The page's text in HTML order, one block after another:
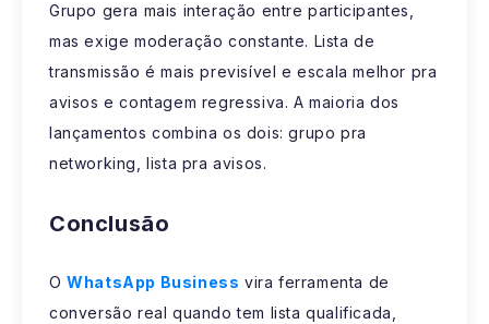
Grupo gera mais interação entre participantes,
mas exige moderação constante. Lista de
transmissão é mais previsível e escala melhor pra
avisos e contagem regressiva. A maioria dos
lançamentos combina os dois: grupo pra
networking, lista pra avisos.
Conclusão
OWhatsApp Business vira ferramenta de
conversão real quando tem lista qualificada,